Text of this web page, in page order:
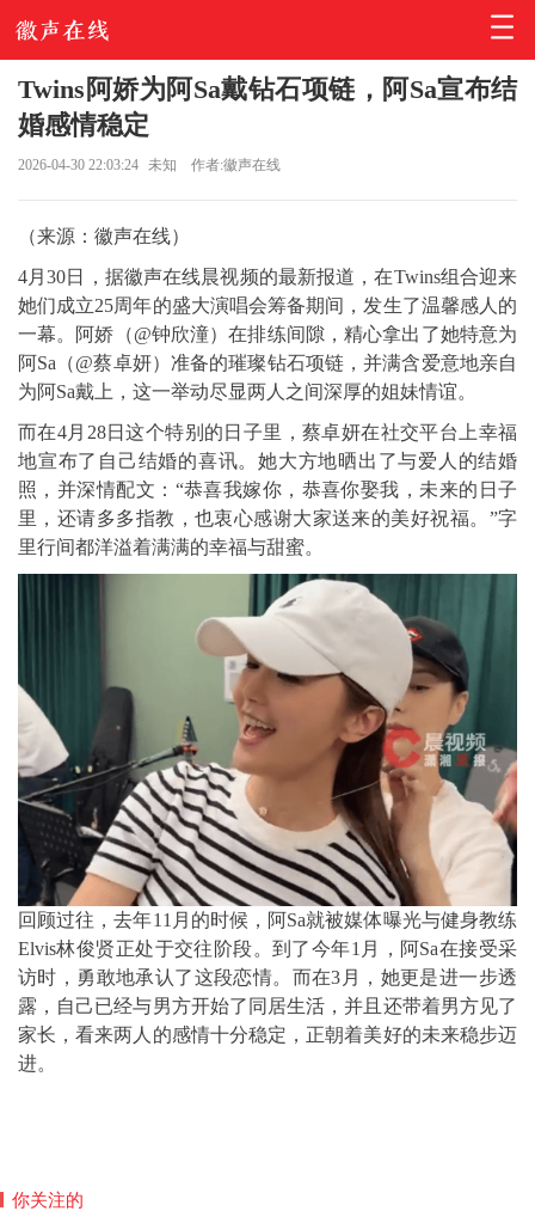
Twins阿娇为阿Sa戴钻石项链，阿Sa宣布结
婚感情稳定
2026-04-30 22:03:24 未知 作者:徽声在线
（来源：徽声在线）
4月30日，据徽声在线晨视频的最新报道，在Twins组合迎来
她们成立25周年的盛大演唱会筹备期间，发生了温馨感人的
一幕。阿娇（@钟欣潼）在排练间隙，精心拿出了她特意为
阿Sa（@蔡卓妍）准备的璀璨钻石项链，并满含爱意地亲自
为阿Sa戴上，这一举动尽显两人之间深厚的姐妹情谊。
而在4月28日这个特别的日子里，蔡卓妍在社交平台上幸福
地宣布了自己结婚的喜讯。她大方地晒出了与爱人的结婚
照，并深情配文：“恭喜我嫁你，恭喜你娶我，未来的日子
里，还请多多指教，也衷心感谢大家送来的美好祝福。”字
里行间都洋溢着满满的幸福与甜蜜。
回顾过往，去年11月的时候，阿Sa就被媒体曝光与健身教练
Elvis林俊贤正处于交往阶段。到了今年1月，阿Sa在接受采
访时，勇敢地承认了这段恋情。而在3月，她更是进一步透
露，自己已经与男方开始了同居生活，并且还带着男方见了
家长，看来两人的感情十分稳定，正朝着美好的未来稳步迈
进。
你关注的